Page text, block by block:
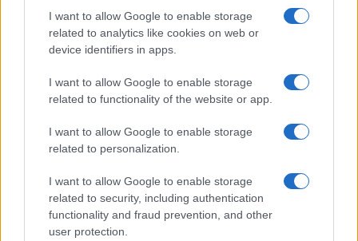
I want to allow Google to enable storage
related to analytics like cookies on web or
device identifiers in apps.
I want to allow Google to enable storage
related to functionality of the website or app.
I want to allow Google to enable storage
related to personalization.
I want to allow Google to enable storage
related to security, including authentication
functionality and fraud prevention, and other
user protection.